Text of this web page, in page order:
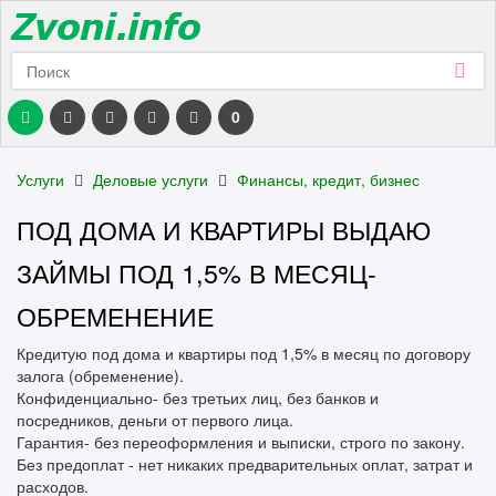
0
Услуги Деловые услуги Финансы, кредит, бизнес
ПОД ДОМА И КВАРТИРЫ ВЫДАЮ
ЗАЙМЫ ПОД 1,5% В МЕСЯЦ-
ОБРЕМЕНЕНИЕ
Кредитую под дома и квартиры под 1,5% в месяц по договору
залога (обременение).
Конфиденциально- без третьих лиц, без банков и
посредников, деньги от первого лица.
Гарантия- без переоформления и выписки, строго по закону.
Без предоплат - нет никаких предварительных оплат, затрат и
расходов.